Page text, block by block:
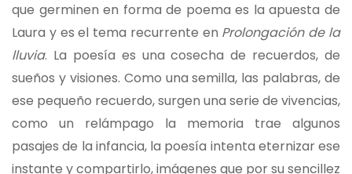
que germinen en forma de poema es la apuesta de
Laura y es el tema recurrente en Prolongación de la
lluvia. La poesía es una cosecha de recuerdos, de
sueños y visiones. Como una semilla, las palabras, de
ese pequeño recuerdo, surgen una serie de vivencias,
como un relámpago la memoria trae algunos
pasajes de la infancia, la poesía intenta eternizar ese
instante y compartirlo, imágenes que por su sencillez